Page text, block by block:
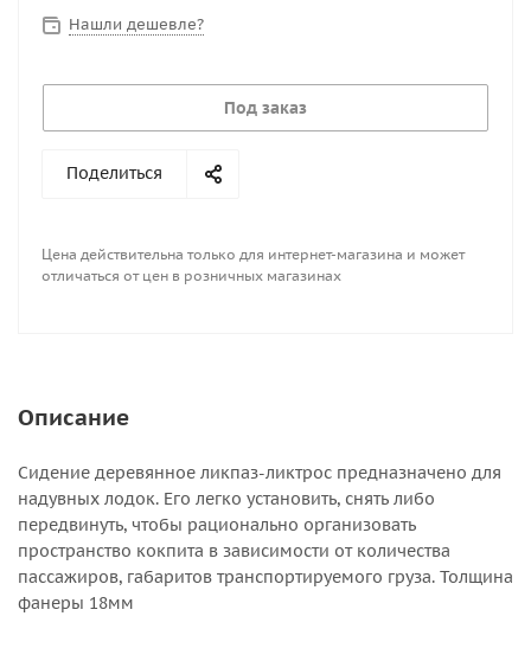
Нашли дешевле?
Под заказ
Поделиться
Цена действительна только для интернет-магазина и может
отличаться от цен в розничных магазинах
Описание
Сидение деревянное ликпаз-ликтрос предназначено для
надувных лодок. Его легко установить, снять либо
передвинуть, чтобы рационально организовать
пространство кокпита в зависимости от количества
пассажиров, габаритов транспортируемого груза. Толщина
фанеры 18мм